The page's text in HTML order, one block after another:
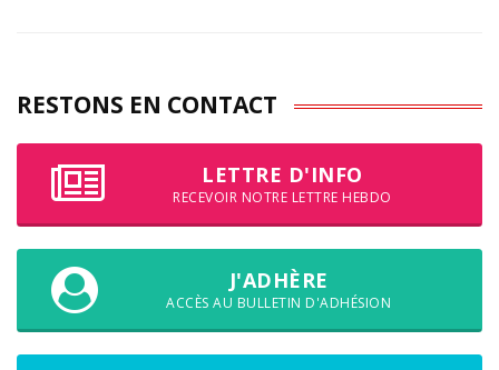
RESTONS EN CONTACT
LETTRE D'INFO
RECEVOIR NOTRE LETTRE HEBDO
J'ADHÈRE
ACCÈS AU BULLETIN D'ADHÉSION